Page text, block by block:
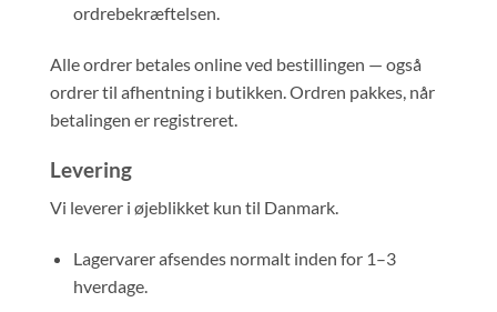
ordrebekræftelsen.
Alle ordrer betales online ved bestillingen — også
ordrer til afhentning i butikken. Ordren pakkes, når
betalingen er registreret.
Levering
Vi leverer i øjeblikket kun til Danmark.
Lagervarer afsendes normalt inden for 1–3
hverdage.